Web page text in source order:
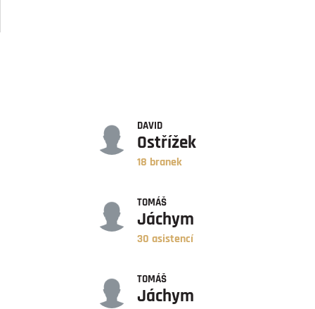
DAVID
Ostřížek
18 branek
TOMÁŠ
Jáchym
30 asistencí
TOMÁŠ
Jáchym